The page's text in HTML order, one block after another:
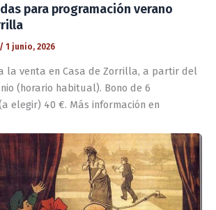
para programación verano
/ 1 junio, 2026
la venta en Casa de Zorrilla, a partir del
(horario habitual). Bono de 6
elegir) 40 €. Más información en